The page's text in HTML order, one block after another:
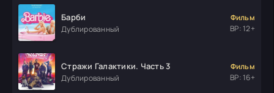
Барби
Дублированный
Фильм
ВР: 12+
Стражи Галактики. Часть 3
Дублированный
Фильм
ВР: 16+